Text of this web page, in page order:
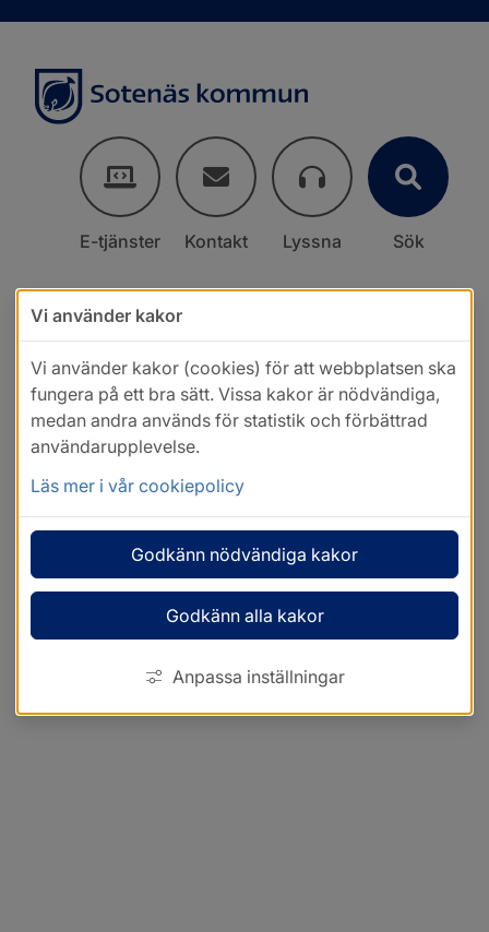
E-tjänster Kontakt Lyssna Sök
Vi använder kakor
Vi använder kakor (cookies) för att webbplatsen ska
fungera på ett bra sätt. Vissa kakor är nödvändiga,
medan andra används för statistik och förbättrad
användarupplevelse.
Läs mer i vår cookiepolicy
Godkänn nödvändiga kakor
Godkänn alla kakor
Anpassa inställningar